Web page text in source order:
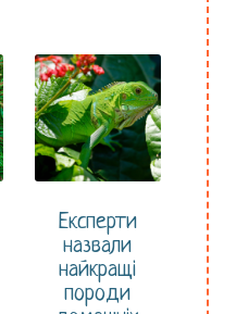
Експерти
назвали
найкращі
породи